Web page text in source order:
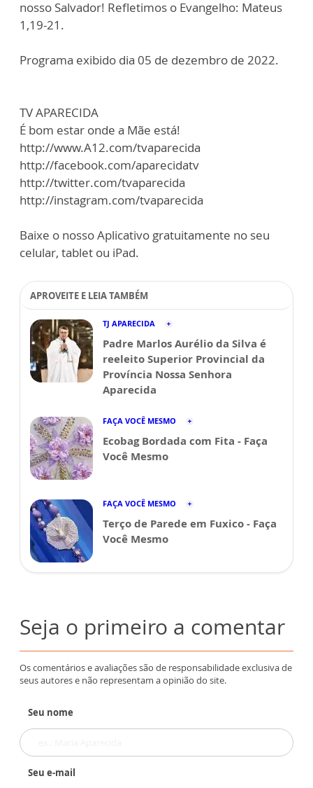
nosso Salvador! Refletimos o Evangelho: Mateus
1,19-21.
Programa exibido dia 05 de dezembro de 2022.
TV APARECIDA
É bom estar onde a Mãe está!
http://www.A12.com/tvaparecida
http://facebook.com/aparecidatv
http://twitter.com/tvaparecida
http://instagram.com/tvaparecida
Baixe o nosso Aplicativo gratuitamente no seu
celular, tablet ou iPad.
APROVEITE E LEIA TAMBÉM
TJ APARECIDA
Padre Marlos Aurélio da Silva é
reeleito Superior Provincial da
Província Nossa Senhora
Aparecida
FAÇA VOCÊ MESMO
Ecobag Bordada com Fita - Faça
Você Mesmo
FAÇA VOCÊ MESMO
Terço de Parede em Fuxico - Faça
Você Mesmo
Seja o primeiro a comentar
Os comentários e avaliações são de responsabilidade exclusiva de
seus autores e não representam a opinião do site.
Seu nome
Seu e-mail